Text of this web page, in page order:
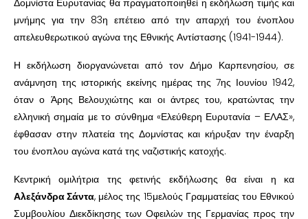
Δομνίστα Ευρυτανίας θα πραγματοποιηθεί η εκδήλωση τιμής και
μνήμης για την 83η επέτειο από την απαρχή του ένοπλου
απελευθερωτικού αγώνα της Εθνικής Αντίστασης (1941-1944).
Η εκδήλωση διοργανώνεται από τον Δήμο Καρπενησίου, σε
ανάμνηση της ιστορικής εκείνης ημέρας της 7ης Ιουνίου 1942,
όταν ο Άρης Βελουχιώτης και οι άντρες του, κρατώντας την
ελληνική σημαία με το σύνθημα «Ελεύθερη Ευρυτανία – ΕΛΑΣ»,
έφθασαν στην πλατεία της Δομνίστας και κήρυξαν την έναρξη
του ένοπλου αγώνα κατά της ναζιστικής κατοχής.
Κεντρική ομιλήτρια της φετινής εκδήλωσης θα είναι η κα
Αλεξάνδρα Σάντα, μέλος της 15μελούς Γραμματείας του Εθνικού
Συμβουλίου Διεκδίκησης των Οφειλών της Γερμανίας προς την